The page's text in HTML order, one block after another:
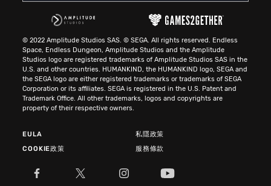
© 2022 Amplitude Studios SAS. © SEGA. All rights reserved. Endless
Space, Endless Dungeon, Amplitude Studios and the Amplitude
Studios logo are registered trademarks of Amplitude Studios SAS in the
U.S. and other countries. HUMANKIND, the HUMANKIND logo, SEGA and
the SEGA logo are either registered trademarks or trademarks of SEGA
Corporation or its affiliates. SEGA is registered in the U.S. Patent and
Trademark Office. All other trademarks, logos and copyrights are
property of their respective owners.
EULA
私隱政策
COOKIE政策
服務條款